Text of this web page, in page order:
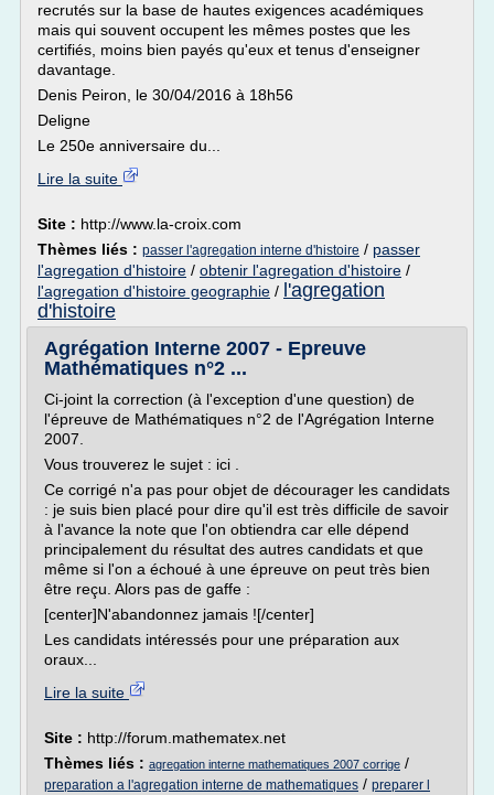
recrutés sur la base de hautes exigences académiques
mais qui souvent occupent les mêmes postes que les
certifiés, moins bien payés qu'eux et tenus d'enseigner
davantage.
Denis Peiron, le 30/04/2016 à 18h56
Deligne
Le 250e anniversaire du...
Lire la suite
Site : http://www.la-croix.com
Thèmes liés : passer l'agregation interne d'histoire / passer
l'agregation d'histoire / obtenir l'agregation d'histoire /
l'agregation d'histoire geographie / l'agregation
d'histoire
Agrégation Interne 2007 - Epreuve
Mathématiques n°2 ...
Ci-joint la correction (à l'exception d'une question) de
l'épreuve de Mathématiques n°2 de l'Agrégation Interne
2007.
Vous trouverez le sujet : ici .
Ce corrigé n'a pas pour objet de décourager les candidats
: je suis bien placé pour dire qu'il est très difficile de savoir
à l'avance la note que l'on obtiendra car elle dépend
principalement du résultat des autres candidats et que
même si l'on a échoué à une épreuve on peut très bien
être reçu. Alors pas de gaffe :
[center]N'abandonnez jamais ![/center]
Les candidats intéressés pour une préparation aux
oraux...
Lire la suite
Site : http://forum.mathematex.net
Thèmes liés : agregation interne mathematiques 2007 corrige /
preparation a l'agregation interne de mathematiques / preparer l